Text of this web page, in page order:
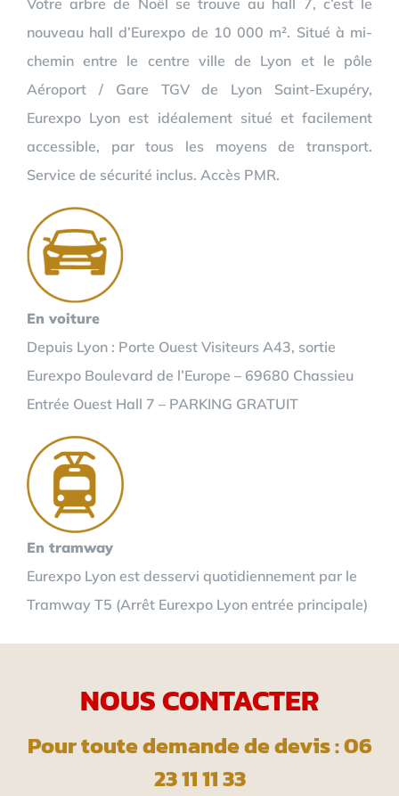
nouveau hall d’Eurexpo de 10 000 m². Situé à mi-
chemin entre le centre ville de Lyon et le pôle
Aéroport / Gare TGV de Lyon Saint-Exupéry,
Eurexpo Lyon est idéalement situé et facilement
accessible, par tous les moyens de transport.
Service de sécurité inclus. Accès PMR.
En voiture
Depuis Lyon : Porte Ouest Visiteurs A43, sortie
Eurexpo Boulevard de l’Europe – 69680 Chassieu
Entrée Ouest Hall 7 – PARKING GRATUIT
En tramway
Eurexpo Lyon est desservi quotidiennement par le
Tramway T5 (Arrêt Eurexpo Lyon entrée principale)
NOUS CONTACTER
Pour toute demande de devis : 06
23 11 11 33